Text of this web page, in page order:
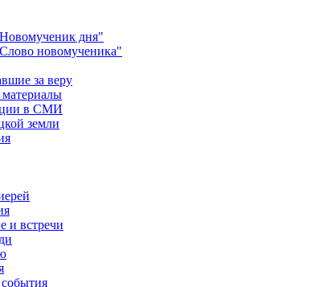
дня"
новомученика"
за веру
в СМИ
земли
и встречи